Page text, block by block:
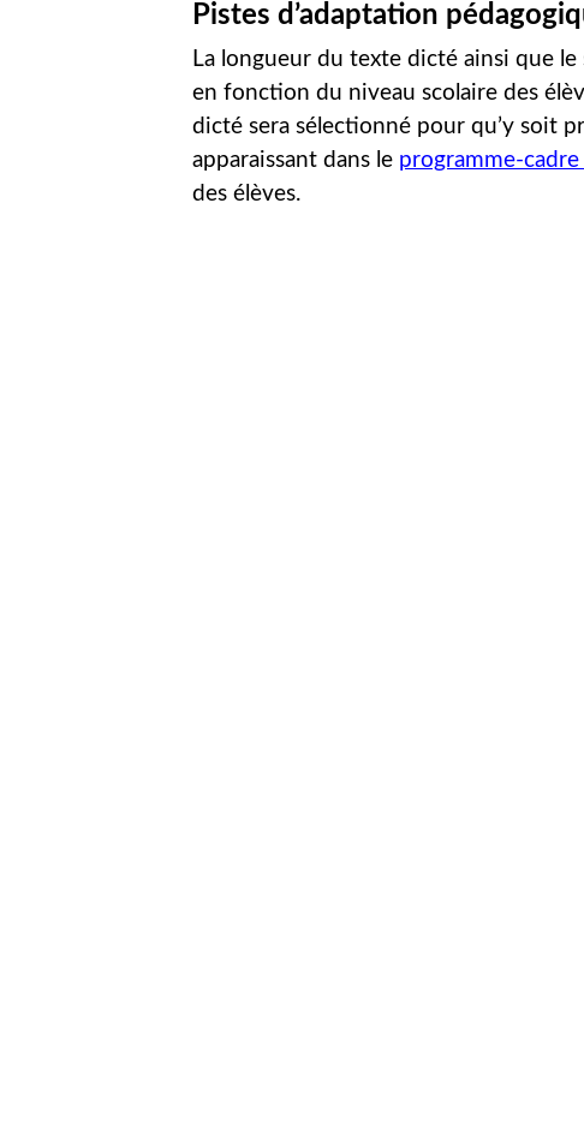
Pistes d’adaptation
La longueur du texte dicté ainsi que
en fonction du niveau scolaire des
dicté sera sélectionné pour qu’y soit
apparaissant dans le programme-
des élèves.